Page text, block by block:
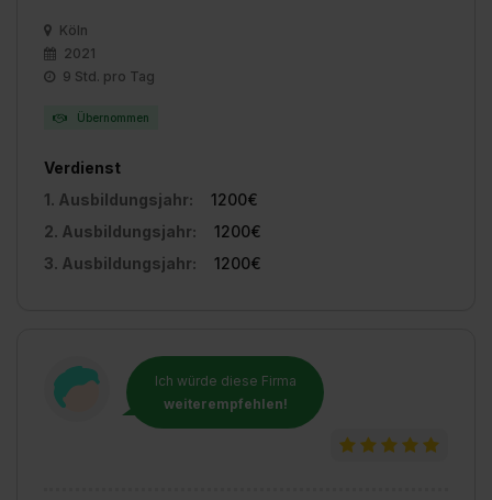
Köln
2021
9 Std. pro Tag
Übernommen
Verdienst
1. Ausbildungsjahr:
1200€
2. Ausbildungsjahr:
1200€
3. Ausbildungsjahr:
1200€
Ich würde diese Firma
weiterempfehlen!